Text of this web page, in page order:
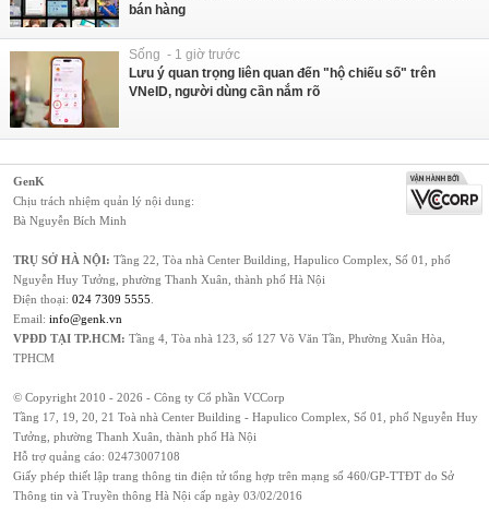
bán hàng
Sống - 1 giờ trước
Lưu ý quan trọng liên quan đến "hộ chiếu số" trên
VNeID, người dùng cần nắm rõ
GenK
Chịu trách nhiệm quản lý nội dung:
Bà Nguyễn Bích Minh
TRỤ SỞ HÀ NỘI: Tầng 22, Tòa nhà Center Building, Hapulico Complex, Số 01, phố
Nguyễn Huy Tưởng, phường Thanh Xuân, thành phố Hà Nội
Điện thoại: 024 7309 5555
Email: info@genk.vn
VPĐD TẠI TP.HCM: Tầng 4, Tòa nhà 123, số 127 Võ Văn Tần, Phường Xuân Hòa,
TPHCM
© Copyright 2010 - 2026 - Công ty Cổ phần VCCorp
Tầng 17, 19, 20, 21 Toà nhà Center Building - Hapulico Complex, Số 01, phố Nguyễn Huy
Tưởng, phường Thanh Xuân, thành phố Hà Nội
Hỗ trợ quảng cáo: 02473007108
Giấy phép thiết lập trang thông tin điện tử tổng hợp trên mạng số 460/GP-TTĐT do Sở
Thông tin và Truyền thông Hà Nội cấp ngày 03/02/2016